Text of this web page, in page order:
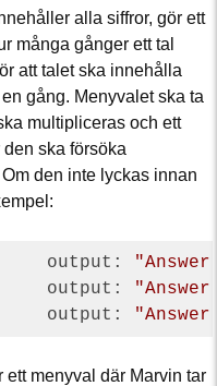
alla siffror, gör ett
många gånger ett tal
att talet ska innehålla
gång. Menyvalet ska ta
multipliceras och ett
ska försöka
den inte lyckas innan
output:
output:
output:
ett menyval där Marvin tar